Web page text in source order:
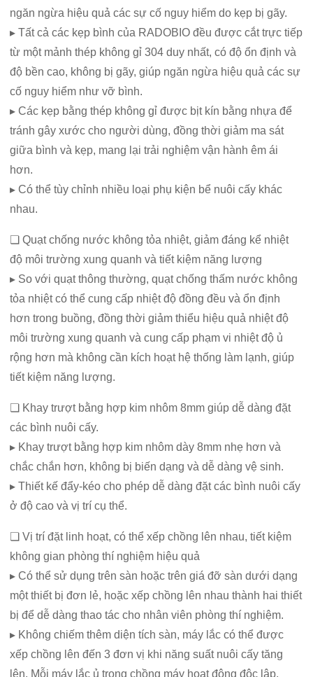
ngăn ngừa hiệu quả các sự cố nguy hiểm do kẹp bị gãy.
▸ Tất cả các kẹp bình của RADOBIO đều được cắt trực tiếp
từ một mảnh thép không gỉ 304 duy nhất, có độ ổn định và
độ bền cao, không bị gãy, giúp ngăn ngừa hiệu quả các sự
cố nguy hiểm như vỡ bình.
▸ Các kẹp bằng thép không gỉ được bịt kín bằng nhựa để
tránh gây xước cho người dùng, đồng thời giảm ma sát
giữa bình và kẹp, mang lại trải nghiệm vận hành êm ái
hơn.
▸ Có thể tùy chỉnh nhiều loại phụ kiện bể nuôi cấy khác
nhau.
❏ Quạt chống nước không tỏa nhiệt, giảm đáng kể nhiệt
độ môi trường xung quanh và tiết kiệm năng lượng
▸ So với quạt thông thường, quạt chống thấm nước không
tỏa nhiệt có thể cung cấp nhiệt độ đồng đều và ổn định
hơn trong buồng, đồng thời giảm thiểu hiệu quả nhiệt độ
môi trường xung quanh và cung cấp phạm vi nhiệt độ ủ
rộng hơn mà không cần kích hoạt hệ thống làm lạnh, giúp
tiết kiệm năng lượng.
❏ Khay trượt bằng hợp kim nhôm 8mm giúp dễ dàng đặt
các bình nuôi cấy.
▸ Khay trượt bằng hợp kim nhôm dày 8mm nhẹ hơn và
chắc chắn hơn, không bị biến dạng và dễ dàng vệ sinh.
▸ Thiết kế đẩy-kéo cho phép dễ dàng đặt các bình nuôi cấy
ở độ cao và vị trí cụ thể.
❏ Vị trí đặt linh hoạt, có thể xếp chồng lên nhau, tiết kiệm
không gian phòng thí nghiệm hiệu quả
▸ Có thể sử dụng trên sàn hoặc trên giá đỡ sàn dưới dạng
một thiết bị đơn lẻ, hoặc xếp chồng lên nhau thành hai thiết
bị để dễ dàng thao tác cho nhân viên phòng thí nghiệm.
▸ Không chiếm thêm diện tích sàn, máy lắc có thể được
xếp chồng lên đến 3 đơn vị khi năng suất nuôi cấy tăng
lên. Mỗi máy lắc ủ trong chồng máy hoạt động độc lập,